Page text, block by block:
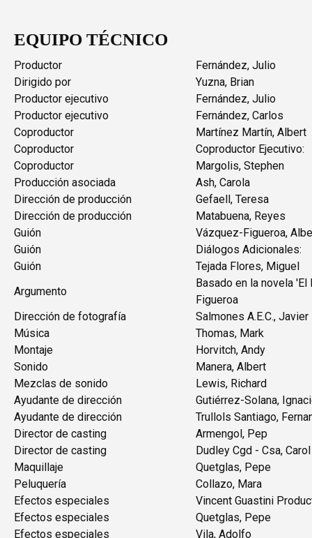
EQUIPO TÉCNICO
Productor
Fernández, Julio
Dirigido por
Yuzna, Brian
Productor ejecutivo
Fernández, Julio
Productor ejecutivo
Fernández, Carlos
Coproductor
Martínez Martín, Albert
Coproductor
Coproductor Ejecutivo:
Coproductor
Margolis, Stephen
Producción asociada
Ash, Carola
Dirección de producción
Gefaell, Teresa
Dirección de producción
Matabuena, Reyes
Guión
Vázquez-Figueroa,
Guión
Diálogos Adicionales:
Guión
Tejada Flores, Miguel
Argumento
Basado en la novela
Figueroa
Dirección de fotografía
Salmones A.E.C., Javier
Música
Thomas, Mark
Montaje
Horvitch, Andy
Sonido
Manera, Albert
Mezclas de sonido
Lewis, Richard
Ayudante de dirección
Gutiérrez-Solana,
Ayudante de dirección
Trullols Santiago,
Director de casting
Armengol, Pep
Director de casting
Dudley Cgd - Csa, Carol
Maquillaje
Quetglas, Pepe
Peluquería
Collazo, Mara
Efectos especiales
Vincent Guastini
Efectos especiales
Quetglas, Pepe
Efectos especiales
Vila, Adolfo